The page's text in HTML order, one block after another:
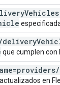
Vehicles
/delivery
que cumplen con
/
actualizados en